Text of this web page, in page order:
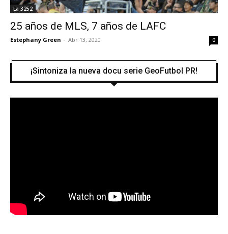
La 3252
25 años de MLS, 7 años de LAFC
Estephany Green - Abr 13, 2020 0
¡Sintoniza la nueva docu serie GeoFutbol PR!